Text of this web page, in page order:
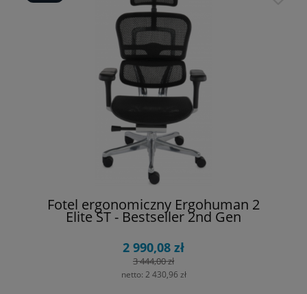
Fotel ergonomiczny Ergohuman 2
Elite ST - Bestseller 2nd Gen
2 990,08 zł
3 444,00 zł
netto: 2 430,96 zł